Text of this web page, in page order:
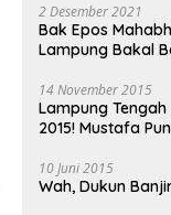
2 Desember 2021
Bak Epos
Lampung Bakal
14 November 2015
Lampung
2015! Mustafa
10 Juni 2015
Wah, Dukun